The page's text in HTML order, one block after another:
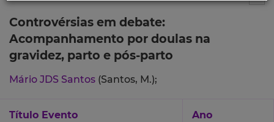
Controvérsias em debate:
Acompanhamento por doulas na
gravidez, parto e pós-parto
Mário JDS Santos (Santos, M.);
Título Evento
Ano